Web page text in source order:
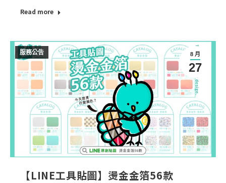
Read more
8 月
27
服務公告
【LINE工具貼圖】燙金金箔56款